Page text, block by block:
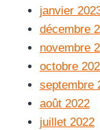
janvier
décembre
novembre
octobre
septembre
août 2022
juillet 2022